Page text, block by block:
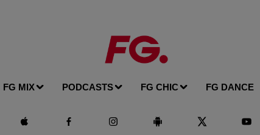
FG MIX PODCASTS FG CHIC FG DANCE